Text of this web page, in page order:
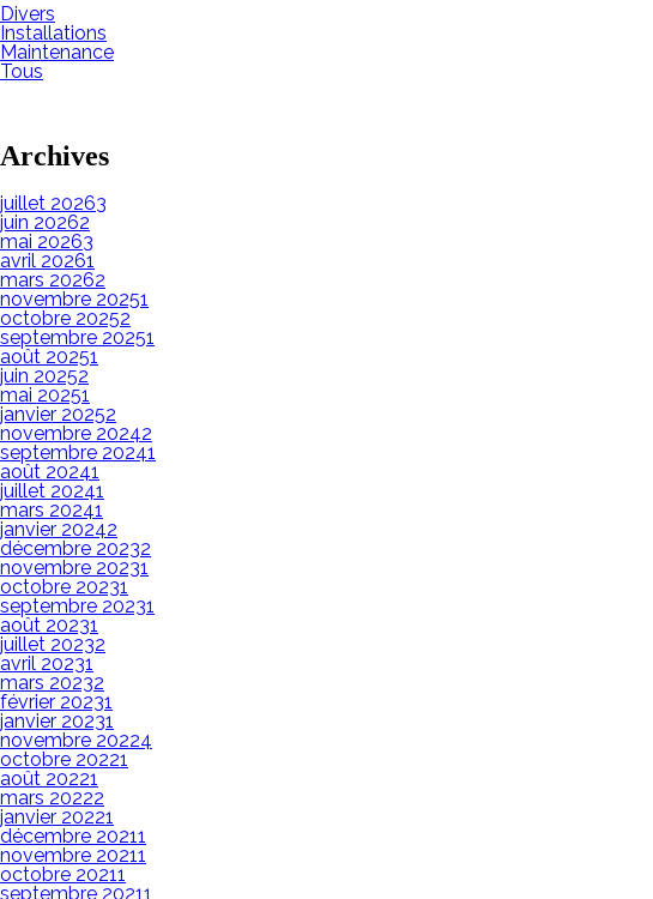
Divers
Installations
Maintenance
Tous
Archives
juillet 20263
juin 20262
mai 20263
avril 20261
mars 20262
novembre 20251
octobre 20252
septembre 20251
août 20251
juin 20252
mai 20251
janvier 20252
novembre 20242
septembre 20241
août 20241
juillet 20241
mars 20241
janvier 20242
décembre 20232
novembre 20231
octobre 20231
septembre 20231
août 20231
juillet 20232
avril 20231
mars 20232
février 20231
janvier 20231
novembre 20224
octobre 20221
août 20221
mars 20222
janvier 20221
décembre 20211
novembre 20211
octobre 20211
septembre 20211